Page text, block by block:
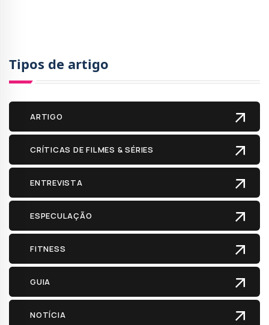
Tipos de artigo
ARTIGO
CRÍTICAS DE FILMES & SÉRIES
ENTREVISTA
ESPECULAÇÃO
FITNESS
GUIA
NOTÍCIA